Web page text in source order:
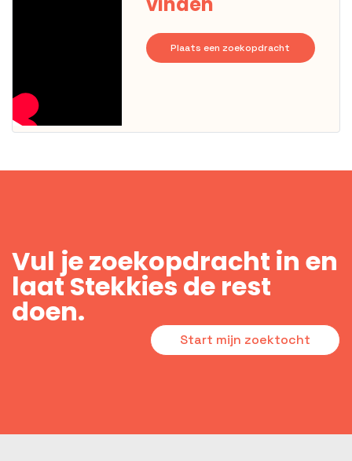
Plaats een zoekopdracht
Vul je zoekopdracht in en
laat Stekkies de rest
doen.
Start mijn zoektocht